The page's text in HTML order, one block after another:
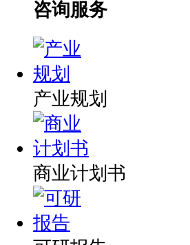
咨询服务
产业规划
商业计划书